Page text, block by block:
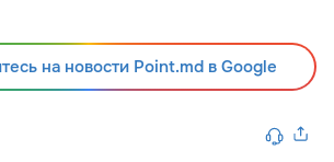
на новости Point.md в Google